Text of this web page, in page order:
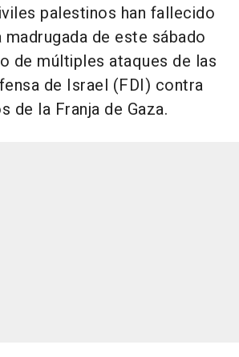
palestinos han fallecido
de este sábado
de múltiples ataques de las
de Israel (FDI) contra
de la Franja de Gaza.